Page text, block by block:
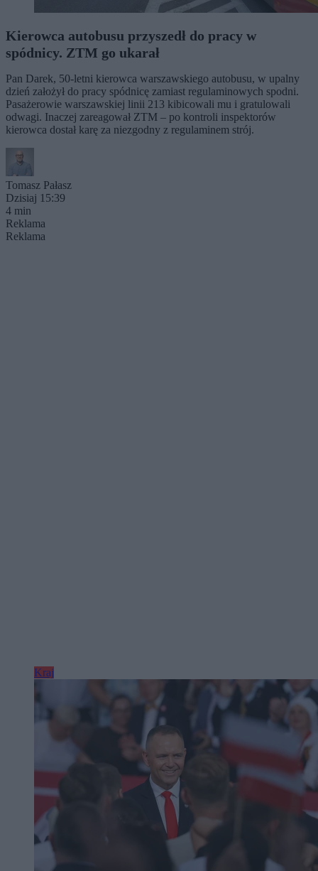
Kierowca autobusu przyszedł do pracy w
spódnicy. ZTM go ukarał
Pan Darek, 50-letni kierowca warszawskiego autobusu, w upalny
dzień założył do pracy spódnicę zamiast regulaminowych spodni.
Pasażerowie warszawskiej linii 213 kibicowali mu i gratulowali
odwagi. Inaczej zareagował ZTM – po kontroli inspektorów
kierowca dostał karę za niezgodny z regulaminem strój.
Tomasz Pałasz
Dzisiaj 15:39
4 min
Reklama
Reklama
Kraj